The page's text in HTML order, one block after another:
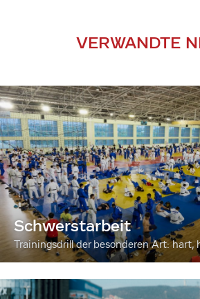
VERWANDTE
Schwerstarbeit
Trainingsdrill der besonderen Art: hart,